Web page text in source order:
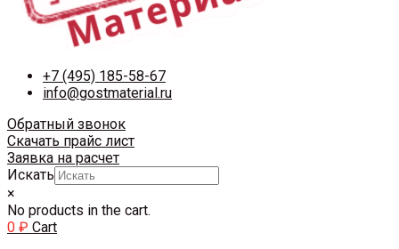
+7 (495) 185-58-67
info@gostmaterial.ru
Обратный звонок
Скачать прайс лист
Заявка на расчет
Искать
×
No products in the cart.
0 ₽ Cart